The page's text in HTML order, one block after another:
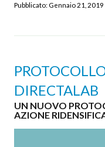
Pubblicato: Gennaio 21, 2019
DIRECTALAB
UN NUOVO
AZIONE